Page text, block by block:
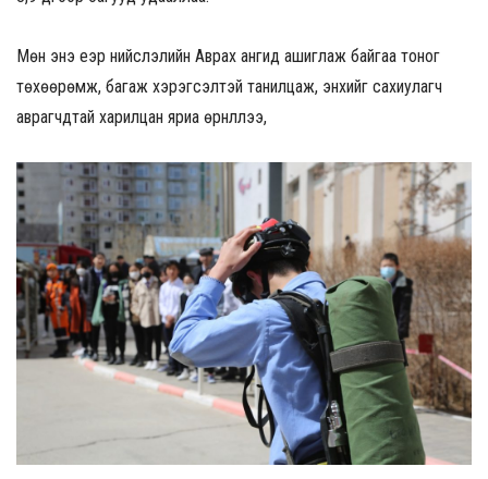
Мөн энэ үеэр нийслэлийн Аврах ангид ашиглаж байгаа тоног
төхөөрөмж, багаж хэрэгсэлтэй танилцаж, энхийг сахиулагч
аврагчдтай харилцан яриа өрнүүллээ,